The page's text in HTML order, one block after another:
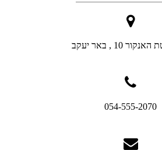
10 , באר יעקב
054-555-2070